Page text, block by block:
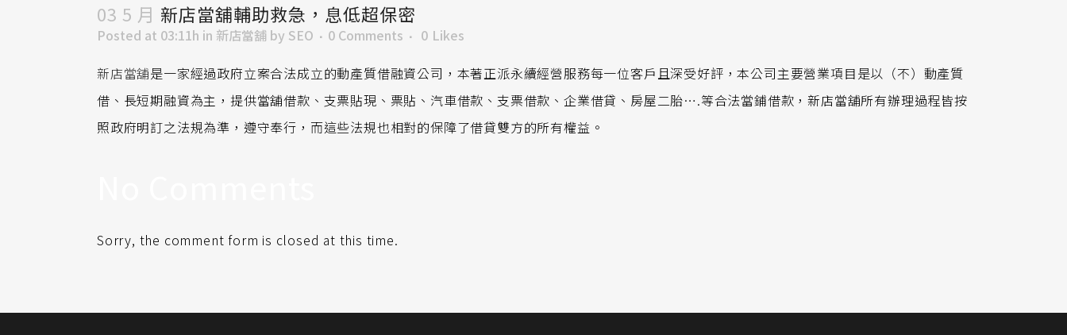
03 5 月 新店當舖輔助救急，息低超保密
Posted at 03:11h in 新店當舖 by SEO 0 Comments 0 Likes
新店當舖是一家經過政府立案合法成立的動產質借融資公司，本著正派永續經營服務每一位客戶且深受好評，本公司主要營業項目是以（不）動產質
借、長短期融資為主，提供當舖借款、支票貼現、票貼、汽車借款、支票借款、企業借貸、房屋二胎….等合法當鋪借款，新店當舖所有辦理過程皆按
照政府明訂之法規為準，遵守奉行，而這些法規也相對的保障了借貸雙方的所有權益。
Sorry, the comment form is closed at this time.